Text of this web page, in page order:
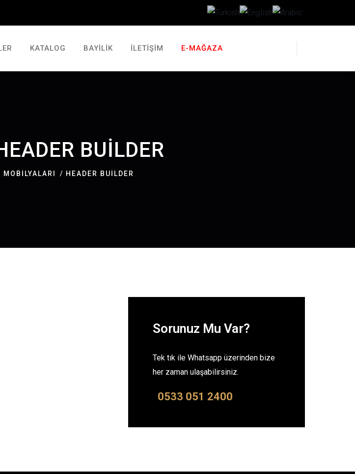
KATALOG BAYILIK İLETIŞIM E-MAĞAZA
BUILDER
HEADER BUILDER
Sorunuz Mu Var?
Tek tık ile Whatsapp üzerinden bize
her zaman ulaşabilirsiniz.
0533 051 2400